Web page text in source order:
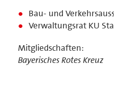
Bau- und
Verwaltungsrat KU
Mitgliedschaften:
Bayerisches Rotes Kreuz